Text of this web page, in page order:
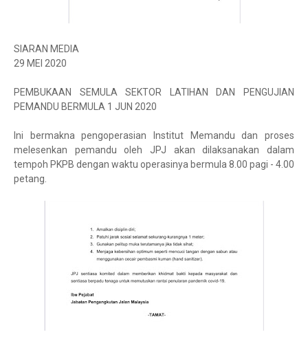
SIARAN MEDIA
29 MEI 2020
PEMBUKAAN SEMULA SEKTOR LATIHAN DAN PENGUJIAN
PEMANDU BERMULA 1 JUN 2020
Ini bermakna pengoperasian Institut Memandu dan proses
melesenkan pemandu oleh JPJ akan dilaksanakan dalam
tempoh PKPB dengan waktu operasinya bermula 8.00 pagi - 4.00
petang.